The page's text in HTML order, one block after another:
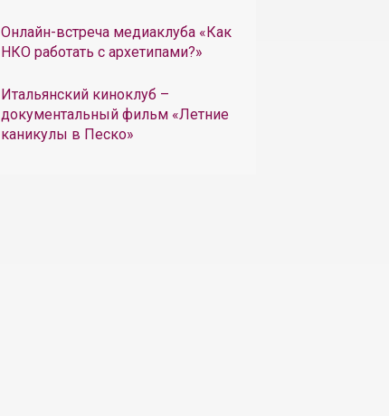
Онлайн-встреча медиаклуба «Как
НКО работать с архетипами?»
Итальянский киноклуб –
документальный фильм «Летние
каникулы в Песко»